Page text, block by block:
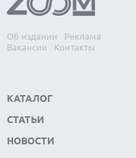
08.08.2026
SUNO ВНЕДРЯЕТ
ФОНЕ СУДЕБНЫХ
Об издании
Реклама
Вакансии
Контакты
КАТАЛОГ
СТАТЬИ
НОВОСТИ